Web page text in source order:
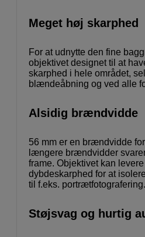
Meget høj skarphed
For at udnytte den fine
objektivet designet til at
skarphed i hele området,
blændeåbning og ved alle
Alsidig brændvidde
56 mm er en brændvidde
længere brændvidder
frame. Objektivet kan
dybdeskarphed for at
til f.eks. portrætfotografering.
Støjsvag og hurtig